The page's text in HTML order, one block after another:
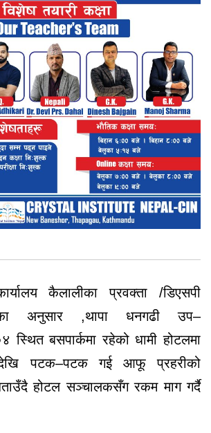
कैलालीका प्रवक्ता /डिएसपी
अनुसार ,थापा धनगढी उप–
स्थित बसपार्कमा रहेको धामी होटलमा
पटक–पटक गई आफू प्रहरीको
होटल सञ्चालकसँग रकम माग गर्दै